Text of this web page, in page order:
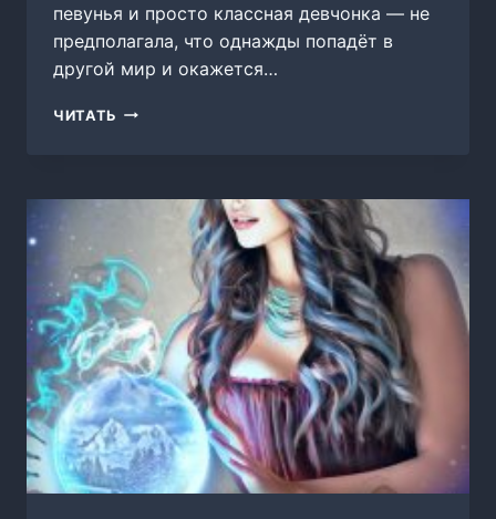
певунья и просто классная девчонка — не
предполагала, что однажды попадёт в
другой мир и окажется…
ЧИТАТЬ ОДНА